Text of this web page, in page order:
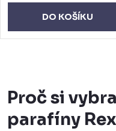
DO KOŠÍKU
v
l
á
Proč si
parafíny